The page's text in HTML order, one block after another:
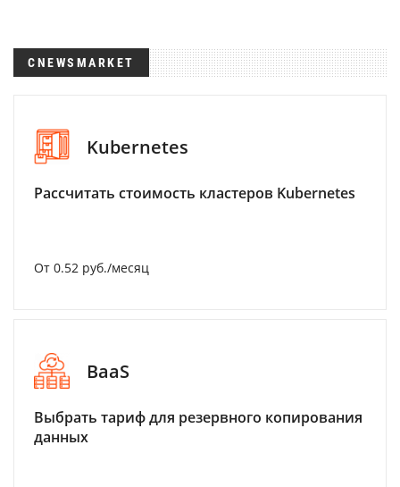
CNEWSMARKET
Kubernetes
Рассчитать стоимость кластеров Kubernetes
От 0.52 руб./месяц
BaaS
Выбрать тариф для резервного копирования
данных